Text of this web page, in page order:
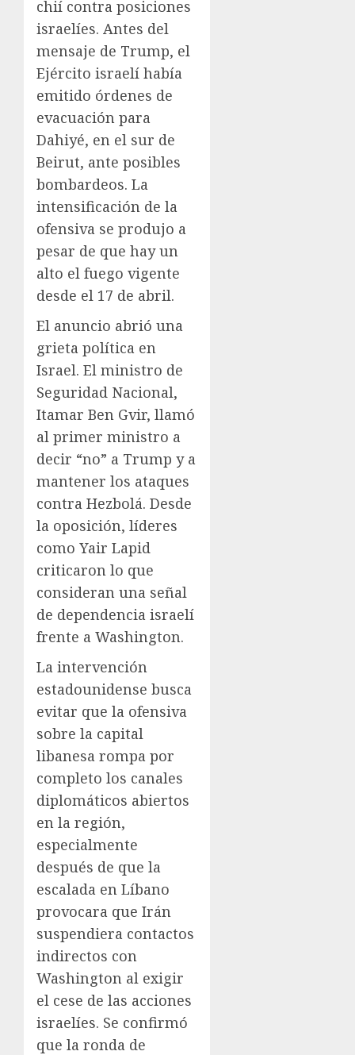
chií contra posiciones
israelíes. Antes del
mensaje de Trump, el
Ejército israelí había
emitido órdenes de
evacuación para
Dahiyé, en el sur de
Beirut, ante posibles
bombardeos. La
intensificación de la
ofensiva se produjo a
pesar de que hay un
alto el fuego vigente
desde el 17 de abril.
El anuncio abrió una
grieta política en
Israel. El ministro de
Seguridad Nacional,
Itamar Ben Gvir, llamó
al primer ministro a
decir “no” a Trump y a
mantener los ataques
contra Hezbolá. Desde
la oposición, líderes
como Yair Lapid
criticaron lo que
consideran una señal
de dependencia israelí
frente a Washington.
La intervención
estadounidense busca
evitar que la ofensiva
sobre la capital
libanesa rompa por
completo los canales
diplomáticos abiertos
en la región,
especialmente
después de que la
escalada en Líbano
provocara que Irán
suspendiera contactos
indirectos con
Washington al exigir
el cese de las acciones
israelíes. Se confirmó
que la ronda de